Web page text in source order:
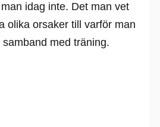
idag inte. Det man vet
olika orsaker till varför man
med träning.